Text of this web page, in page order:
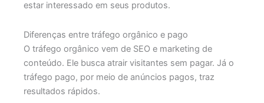
estar interessado em seus produtos.
Diferenças entre tráfego orgânico e pago
O tráfego orgânico vem de SEO e marketing de
conteúdo. Ele busca atrair visitantes sem pagar. Já o
tráfego pago, por meio de anúncios pagos, traz
resultados rápidos.